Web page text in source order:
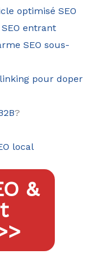
optimisé SEO
entrant
SEO sous-
pour doper
?
local
&